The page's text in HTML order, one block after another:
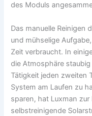
des Moduls
Das manuelle Reinigen
und mühselige
Zeit verbraucht. In
die Atmosphäre
Tätigkeit jeden zweiten
System am Laufen zu
sparen, hat Luxman
selbstreinigende